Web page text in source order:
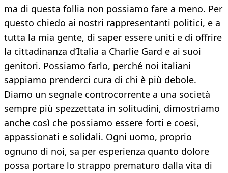
ma di questa follia non possiamo fare a meno. Per
questo chiedo ai nostri rappresentanti politici, e a
tutta la mia gente, di saper essere uniti e di offrire
la cittadinanza d’Italia a Charlie Gard e ai suoi
genitori. Possiamo farlo, perché noi italiani
sappiamo prenderci cura di chi è più debole.
Diamo un segnale controcorrente a una società
sempre più spezzettata in solitudini, dimostriamo
anche così che possiamo essere forti e coesi,
appassionati e solidali. Ogni uomo, proprio
ognuno di noi, sa per esperienza quanto dolore
possa portare lo strappo prematuro dalla vita di